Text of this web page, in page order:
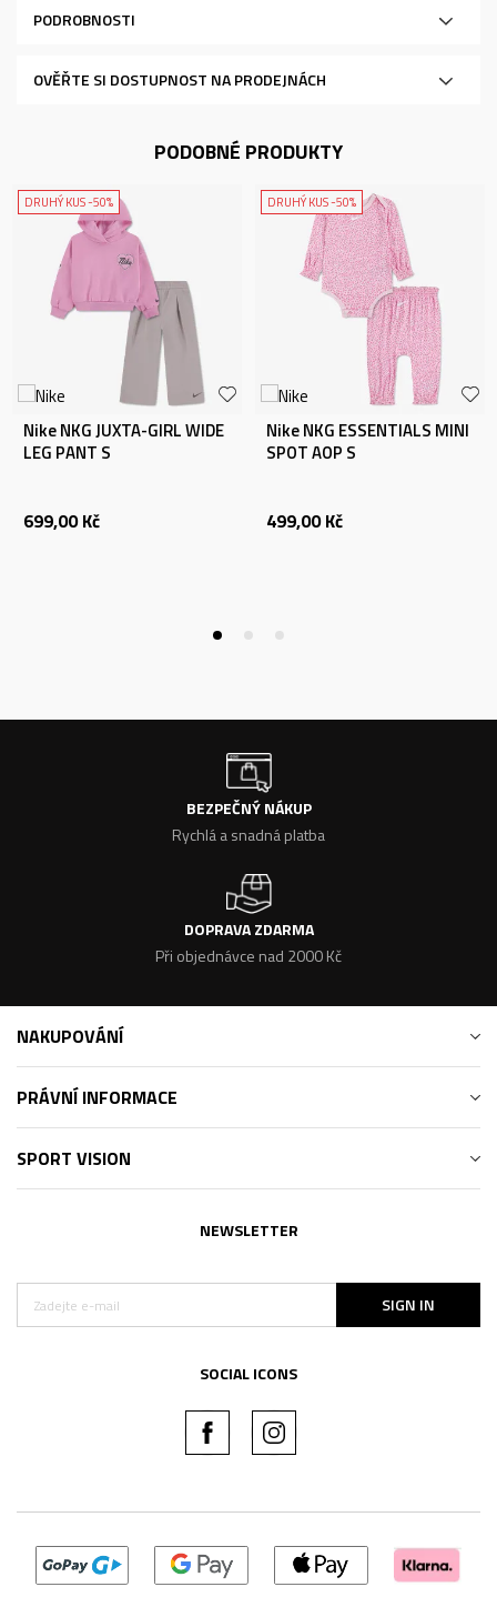
PODROBNOSTI
OVĚŘTE SI DOSTUPNOST NA PRODEJNÁCH
PODOBNÉ PRODUKTY
DRUHÝ KUS -50%
Nike NKG JUXTA-GIRL WIDE
LEG PANT S
699,00 Kč
DRUHÝ KUS -50%
Nike NKG ESSENTIALS MINI
SPOT AOP S
499,00 Kč
BEZPEČNÝ NÁKUP
Rychlá a snadná platba
DOPRAVA ZDARMA
Při objednávce nad 2000 Kč
NAKUPOVÁNÍ
PRÁVNÍ INFORMACE
SPORT VISION
NEWSLETTER
SIGN IN
SOCIAL ICONS